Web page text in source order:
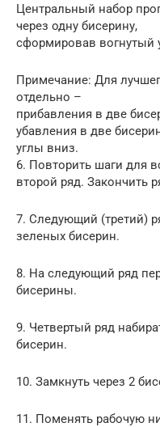
Центральный набор
через одну бисерину,
сформировав вогнутый
Примечание: Для
отдельно –
прибавления в две
убавления в две
углы вниз.
6. Повторить шаги для
второй ряд. Закончить
7. Следующий (третий)
зеленых бисерин.
8. На следующий ряд
бисерины.
9. Четвертый ряд
бисерин.
10. Замкнуть через 2
11. Поменять рабочую